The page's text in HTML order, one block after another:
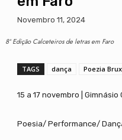
Novembro 11, 2024
8ª Edição Calceteiros de letras em Faro
TAGS dança Poezia
15 a 17 novembro | Gimnásio
Poesia/ Performance/